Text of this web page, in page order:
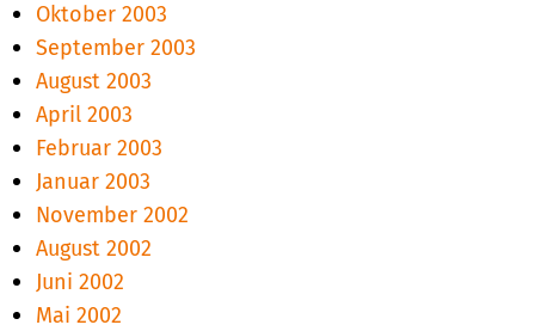
Oktober 2003
September 2003
August 2003
April 2003
Februar 2003
Januar 2003
November 2002
August 2002
Juni 2002
Mai 2002